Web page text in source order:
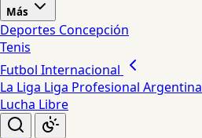
Más
Deportes Concepción
Tenis
Futbol Internacional
La Liga Liga Profesional Argentina
Lucha Libre